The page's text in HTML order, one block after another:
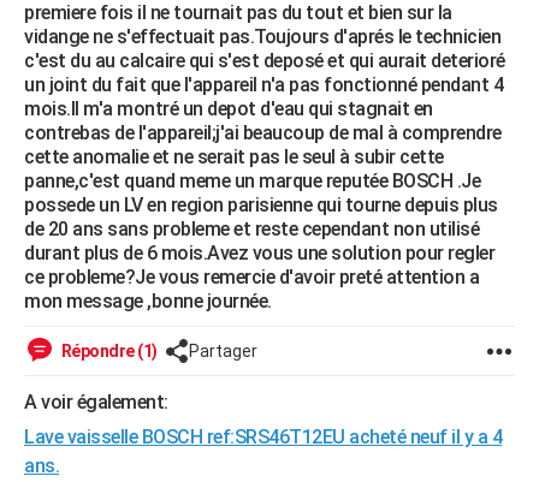
Alimentation
Guide de la santé
Maladies
Médicaments
Sommeil
VOYAGE
Destinations
City break
Voyage nature
Voyage de noces
Forum
Climat
+PHOTO
GUIDES D'ACHAT
BONS PLANS
CARTE DE VOEUX
Carte de Noël
Carte Bonne année
Carte Saint-Valentin
Carte Pâques
Carte d'anniversaire
DICTIONNAIRE
Dictionnaire
Biographies
Citations
Expressions
Proverbes
PROGRAMME TV
COPAINS D'AVANT
S'inscrire
Se connecter
Lycées
Collèges
Primaires
Universités
Entreprises
Service militaire
Avis de recherche
AVIS DE DÉCÈS
FORUM
premiere fois il ne tournait pas du tout et bien sur la
vidange ne s'effectuait pas.Toujours d'aprés le technicien
c'est du au calcaire qui s'est deposé et qui aurait deterioré
un joint du fait que l'appareil n'a pas fonctionné pendant 4
mois.Il m'a montré un depot d'eau qui stagnait en
contrebas de l'appareil;j'ai beaucoup de mal à comprendre
cette anomalie et ne serait pas le seul à subir cette
panne,c'est quand meme un marque reputée BOSCH .Je
possede un LV en region parisienne qui tourne depuis plus
de 20 ans sans probleme et reste cependant non utilisé
durant plus de 6 mois.Avez vous une solution pour regler
ce probleme?Je vous remercie d'avoir preté attention a
mon message ,bonne journée.
Répondre (1) Partager
A voir également:
Lave vaisselle BOSCH ref:SRS46T12EU acheté neuf il y a 4
ans.